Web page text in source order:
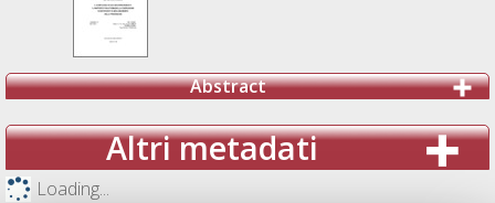
Abstract
Altri metadati
Loading...